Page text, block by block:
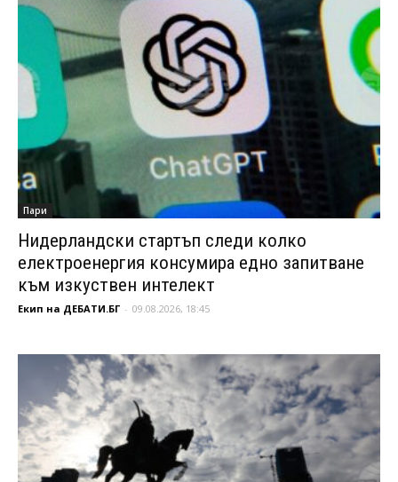
Пари
Нидерландски стартъп следи колко
електроенергия консумира едно запитване
към изкуствен интелект
Екип на ДЕБАТИ.БГ - 09.08.2026, 18:45